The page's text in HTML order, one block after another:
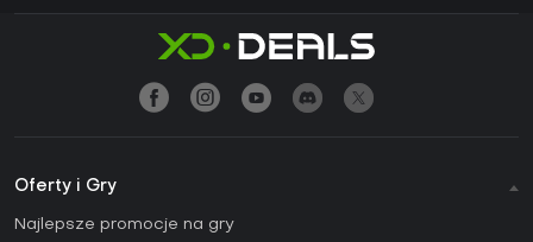
Oferty i Gry
Najlepsze promocje na gry